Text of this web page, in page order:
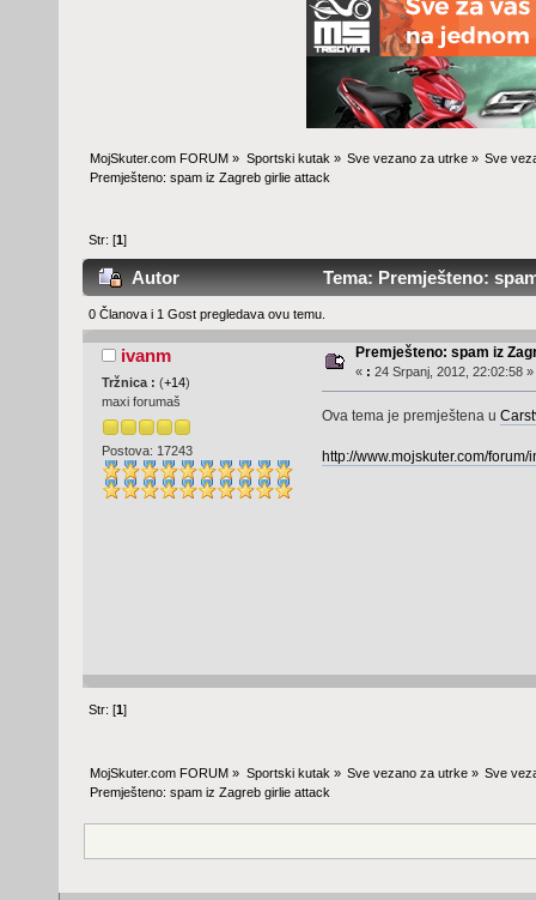
MojSkuter.com FORUM » Sportski kutak » Sve vezano za utrke» Sve
Premješteno: spam iz Zagreb girlie attack
Str: [1]
Autor Tema: Premješteno:
0 Članova i 1 Gost pregledava ovu temu.
ivanm
Tržnica : (+14)
maxi forumaš
Postova: 17243
Premješteno: spam iz
« : 24 Srpanj, 2012, 22:02:58 »
Ova tema je premještena u
http://www.mojskuter.com/
Str: [1]
MojSkuter.com FORUM » Sportski kutak» Sve vezano za utrke» Sve
Premješteno: spam iz Zagreb girlie attack